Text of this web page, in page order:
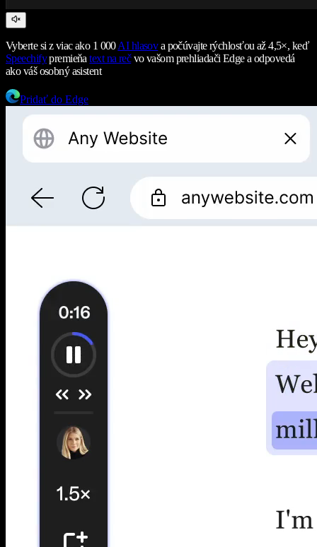
Vyberte si z viac ako 1 000AI hlasova počúvajte rýchlosťou až 4,5×, keď
Speechifypremieňatext na rečvo vašom prehliadači Edge a odpovedá
ako váš osobný asistent
Pridať do Edge